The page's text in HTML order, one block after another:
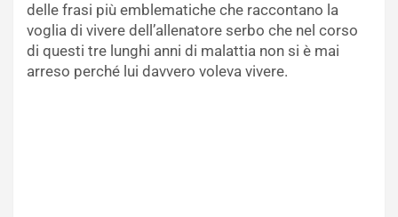
delle frasi più emblematiche che raccontano la
voglia di vivere dell’allenatore serbo che nel corso
di questi tre lunghi anni di malattia non si è mai
arreso perché lui davvero voleva vivere.